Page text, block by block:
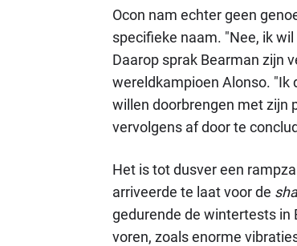
Ocon nam echter geen
specifieke naam. "Nee, ik
Daarop sprak Bearman zijn
wereldkampioen Alonso. "Ik
willen doorbrengen met zijn
vervolgens af door te
Het is tot dusver een
arriveerde te laat voor de
gedurende de wintertests in
voren, zoals enorme